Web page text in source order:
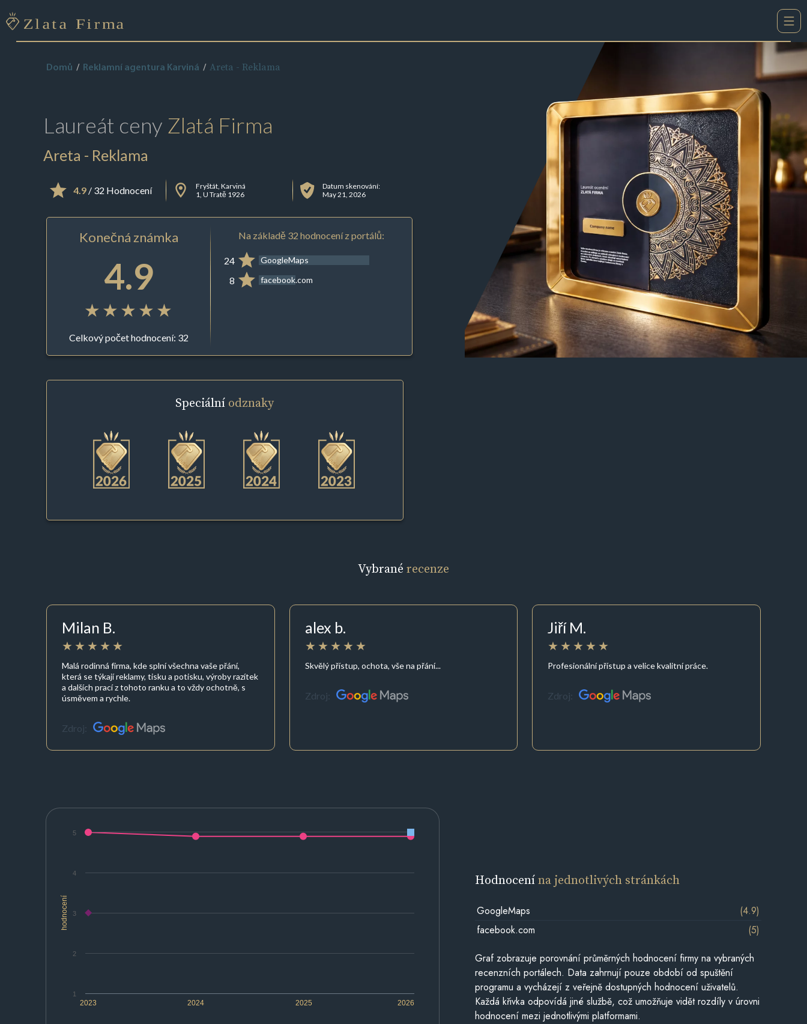
Domů Reklamní agentura Karviná Areta - Reklama
Laureát ceny Zlatá Firma
Areta - Reklama
4.9/ 32 Hodnocení
Fryštát, Karviná
1, U Tratě 1926
Datum skenování:
May 21, 2026
Konečná známka
4.9
Celkový počet hodnocení: 32
Na základě 32 hodnocení z portálů:
24 GoogleMaps
8 facebook.com
Speciální odznaky
Vybrané recenze
Milan B.
Malá rodinná firma, kde splní všechna vaše přání,
která se týkají reklamy, tisku a potisku, výroby razítek
a dalších prací z tohoto ranku a to vždy ochotně, s
úsměvem a rychle.
Zdroj:
alex b.
Skvělý přístup, ochota, vše na přání...
Zdroj:
Jiří M.
Profesionální přístup a velice kvalitní práce.
Zdroj:
hodnocení
2023 2024 2025 2026
1
2
3
4
5
Hodnocenína jednotlivých stránkách
GoogleMaps
(4.9)
facebook.com
(5)
Graf zobrazuje porovnání průměrných hodnocení firmy na vybraných
recenzních portálech. Data zahrnují pouze období od spuštění
programu a vycházejí z veřejně dostupných hodnocení uživatelů.
Každá křivka odpovídá jiné službě, což umožňuje vidět rozdíly v úrovni
hodnocení mezi jednotlivými platformami.